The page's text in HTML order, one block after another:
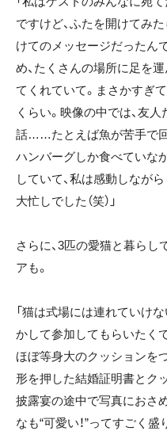
ですけど、ふたを開けてみ
けてのメッセージだったん
め、たくさんの場所に足を
てくれていて。まさかすぎ
くらい。映像の中では、友
話……たとえば魚が苦手で
ハンバーグしか食べていな
していて、私は感動しなが
大忙しでした（笑）」
さらに、3匹の愛猫と暮ら
アも。
「猫は式場には連れていけ
かして参加してもらいたく
ほぼ等身大のクッションを
形を押した結婚証明書とク
披露宴の途中で写真におさ
なも“可愛い！”ってすごく